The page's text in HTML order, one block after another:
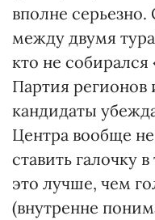
вполне серьезно.
между двумя
кто не собирался
Партия регионов
кандидаты
Центра вообще
ставить галочку
это лучше, чем
(внутренне